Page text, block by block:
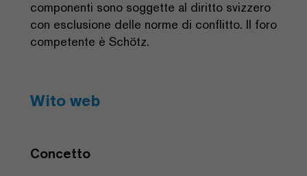
componenti sono soggette al diritto svizzero
con esclusione delle norme di conflitto. Il foro
competente è Schötz.
Wito web
Concetto